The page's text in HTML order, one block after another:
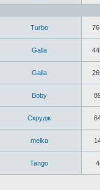
Turbo
Galla
Galla
Boby
Скрудж
melka
Tango